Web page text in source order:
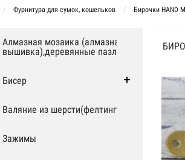
Фурнитура для сумок, кошельков Бирочки HAND
Алмазная мозаика (алмазная
вышивка),деревянные пазлы
Бисер
Валяние из шерсти(фелтинг)
Зажимы